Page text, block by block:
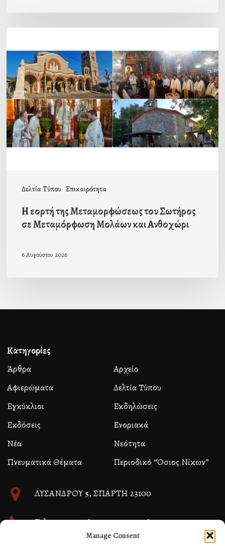
Manage Consent
Δελτία Τύπου Επικαιρότητα
εορτή
της
Μεταμορφώσεως
του
Σωτήρος
σε
Μεταμόρφωση
Η εορτή της Μεταμορφώσεως του Σωτήρος
σε Μεταμόρφωση Μολάων και Ανθοχώρι
6 Αυγούστου 2026
Κατηγορίες
Άρθρα
Αρχείο
Αφιερώματα
Δελτία Τύπου
Εγκύκλιοι
Εκδηλώσεις
Εκδόσεις
Ενοριακά
Νέα
Νεότητα
Πνευματικά Θέματα
Περιοδικό “Όσιος Νίκων”
ΛΥΣΑΝΔΡΟΥ 5, ΣΠΑΡΤΗ 23100
Τηλ. 27310 26580 και 27310 26581